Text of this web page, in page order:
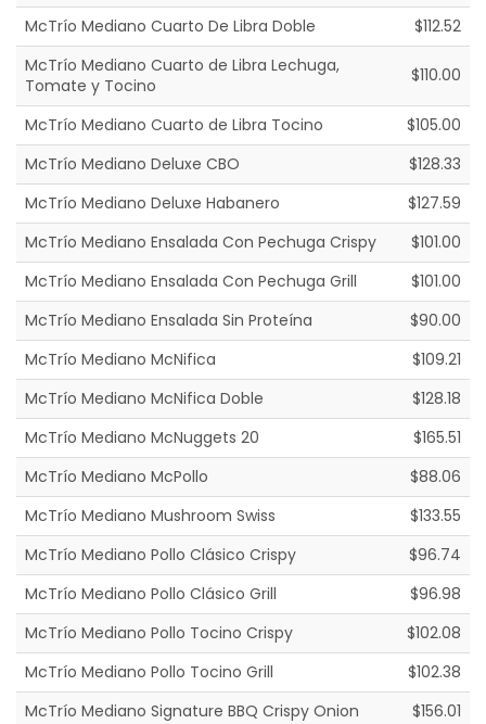
McTrío Mediano Cuarto De Libra Doble
$112.52
McTrío Mediano Cuarto de Libra Lechuga,
Tomate y Tocino
$110.00
McTrío Mediano Cuarto de Libra Tocino
$105.00
McTrío Mediano Deluxe CBO
$128.33
McTrío Mediano Deluxe Habanero
$127.59
McTrío Mediano Ensalada Con Pechuga Crispy
$101.00
McTrío Mediano Ensalada Con Pechuga Grill
$101.00
McTrío Mediano Ensalada Sin Proteína
$90.00
McTrío Mediano McNifica
$109.21
McTrío Mediano McNifica Doble
$128.18
McTrío Mediano McNuggets 20
$165.51
McTrío Mediano McPollo
$88.06
McTrío Mediano Mushroom Swiss
$133.55
McTrío Mediano Pollo Clásico Crispy
$96.74
McTrío Mediano Pollo Clásico Grill
$96.98
McTrío Mediano Pollo Tocino Crispy
$102.08
McTrío Mediano Pollo Tocino Grill
$102.38
McTrío Mediano Signature BBQ Crispy Onion
$156.01